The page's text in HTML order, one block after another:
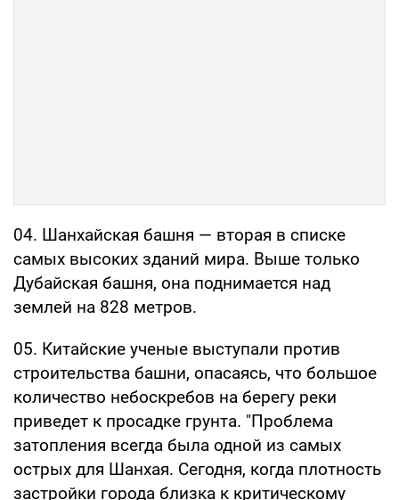
04. Шанхайская башня — вторая в списке
самых высоких зданий мира. Выше только
Дубайская башня, она поднимается над
землей на 828 метров.
05. Китайские ученые выступали против
строительства башни, опасаясь, что большое
количество небоскребов на берегу реки
приведет к просадке грунта. "Проблема
затопления всегда была одной из самых
острых для Шанхая. Сегодня, когда плотность
застройки города близка к критическому